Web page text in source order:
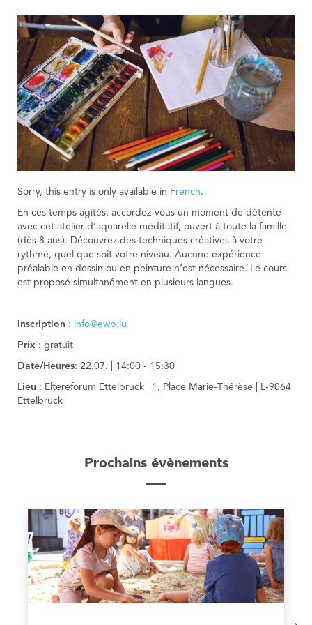
Sorry, this entry is only available in French.
En ces temps agités, accordez-vous un moment de détente
avec cet atelier d’aquarelle méditatif, ouvert à toute la famille
(dès 8 ans). Découvrez des techniques créatives à votre
rythme, quel que soit votre niveau. Aucune expérience
préalable en dessin ou en peinture n’est nécessaire. Le cours
est proposé simultanément en plusieurs langues.
Inscription : info@ewb.lu
Prix : gratuit
Date/Heures: 22.07. | 14:00 - 15:30
Lieu : Eltereforum Ettelbruck | 1, Place Marie-Thérèse | L-9064
Ettelbruck
Prochains évènements